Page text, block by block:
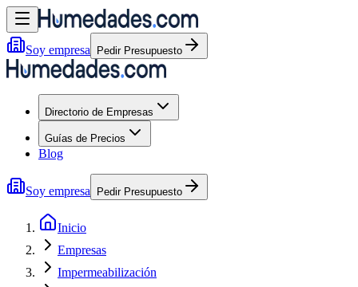
Soy empresa Pedir Presupuesto
Directorio de Empresas
Guías de Precios
Blog
Soy empresa Pedir Presupuesto
Inicio
Empresas
Impermeabilización